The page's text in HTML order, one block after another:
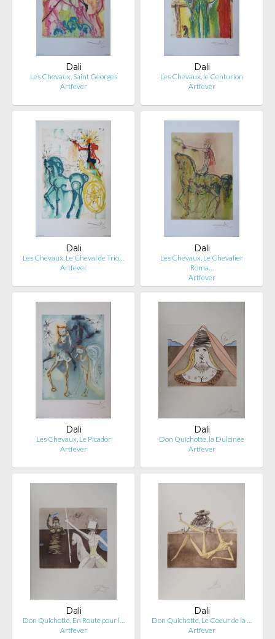
Dali
Les Chevaux, Saint Georges
Artfever
Dali
Les Chevaux, le Centurion
Artfever
Dali
Les Chevaux, Le Cheval de Trio…
Artfever
Dali
Les Chevaux, Le Chevalier
Roma…
Artfever
Dali
Les Chevaux, Le Picador
Artfever
Dali
Don Quichotte, la Dulcinée
Artfever
Dali
Don Quichotte, En Route pour l…
Artfever
Dali
Don Quichotte, Le Coeur de la …
Artfever